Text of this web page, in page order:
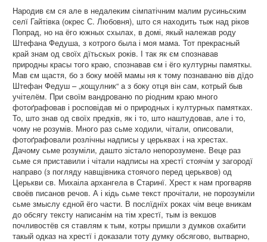
Народив єм ся але в недалеким сімпатічним малим русиньским
селї Гайтівка (окрес С. Любовня), што ся находить тыж над ріков
Попрад, но на ёго южных схылах, в домі, якый належав роду
Штефана Федуша, з котрого была і моя мама. Тот прекрасный
край знам од своїх дїтьскых років. І так як єм спознавав
природны красы того краю, спознавав єм і ёго културны памяткы.
Мав єм щастя, бо з боку моёй мамы ня к тому познаваню вів дїдо
Штефан Федуш – „кощулник“ а з боку отця він сам, котрый быв
учітелём. При своїм вандрованю по ріодним краю много
фотоґрафовав і росповідав мі о природных і културных памятках.
То, што знав од своїх предків, як і то, што наштудовав, але і то,
чому не розумів. Много раз сьме ходили, чітали, описовали,
фотоґрафовали розлічны надписы у церьквах і на хрестах.
Дачому сьме розуміли, дашто зістало непорозумене. Веце раз
сьме ся приставили і чітали надписы на хрестї стоячім у загородї
направо (з погляду навщівника стоячого перед церьквов) од
Церькви св. Михаіла архангела в Старинї. Хрест к нам прогваряв
своёв писанов речов. А і кідь сьме текст прочітали, не порозуміли
сьме змыслу єдной ёго части. В послїднїх роках чім веце вникам
до обсягу тексту написанім на тім хрестї, тым із векшов
почливостёв ся ставлям к тым, котры пришли з думков охабити
такый одказ на хрестї і доказали тоту думку обсягово, вытварно,